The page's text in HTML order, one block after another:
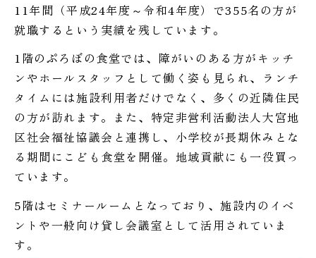
11年間（平成24年度～令和4年度）で355名の方が
就職するという実績を残しています。
1階のぷろぼの食堂では、障がいのある方がキッチ
ンやホールスタッフとして働く姿も見られ、ランチ
タイムには施設利用者だけでなく、多くの近隣住民
の方が訪れます。また、特定非営利活動法人大宮地
区社会福祉協議会と連携し、小学校が長期休みとな
る期間にこども食堂を開催。地域貢献にも一役買っ
ています。
5階はセミナールームとなっており、施設内のイベ
ントや一般向け貸し会議室として活用されていま
す。